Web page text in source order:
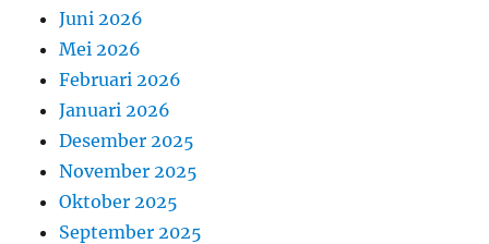
Juni 2026
Mei 2026
Februari 2026
Januari 2026
Desember 2025
November 2025
Oktober 2025
September 2025